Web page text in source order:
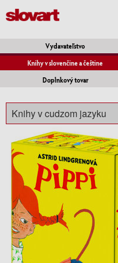
Vydavateľstvo
Knihy v slovenčine a češtine
Doplnkový tovar